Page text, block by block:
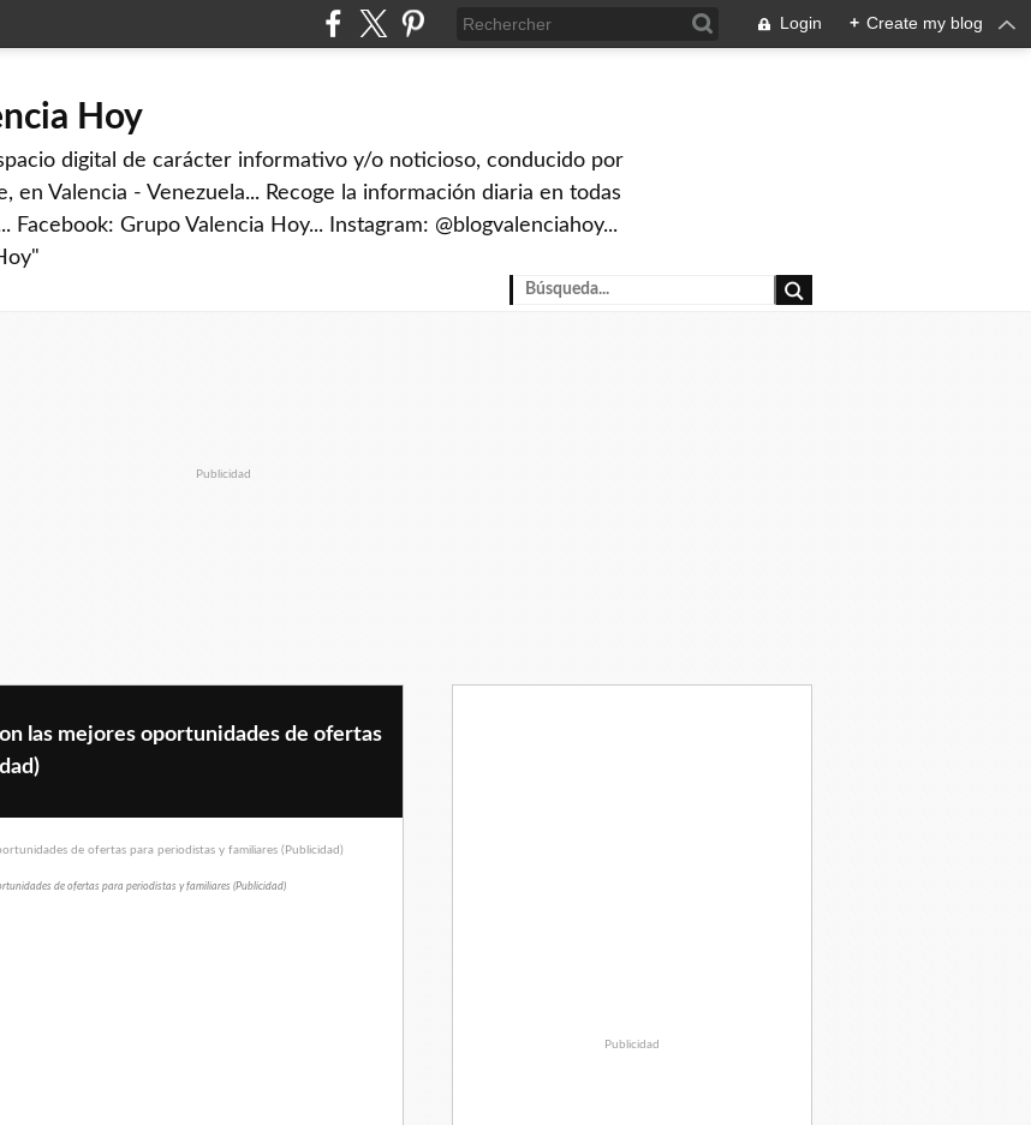
Login + Create my blog
Hoy
digital de carácter informativo y/o noticioso, conducido por
en Valencia - Venezuela... Recoge la información diaria en todas
Facebook: Grupo Valencia Hoy... Instagram: @blogvalenciahoy...
Publicidad
las mejores oportunidades de ofertas
de ofertas para periodistas y familiares (Publicidad)
Publicidad